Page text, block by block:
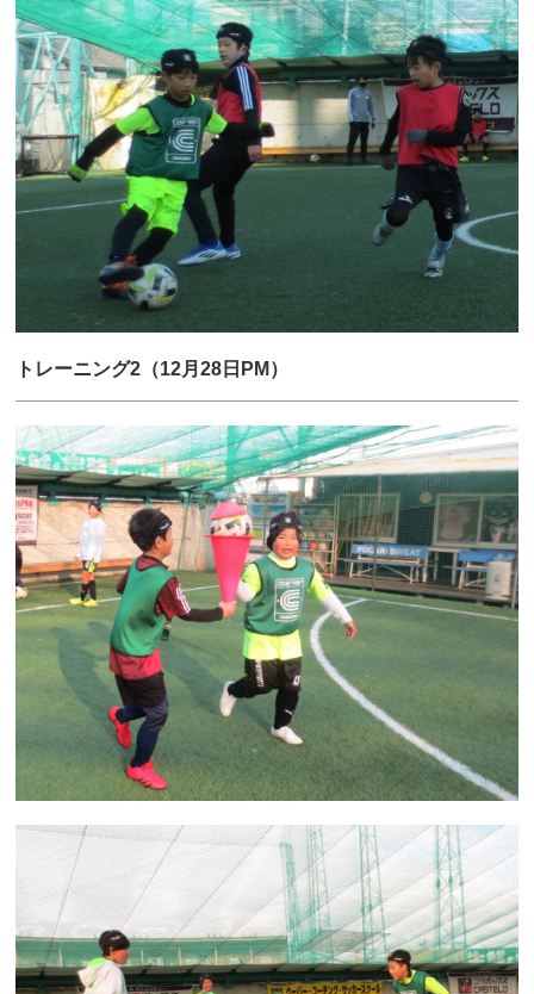
トレーニング2（12月28日PM）